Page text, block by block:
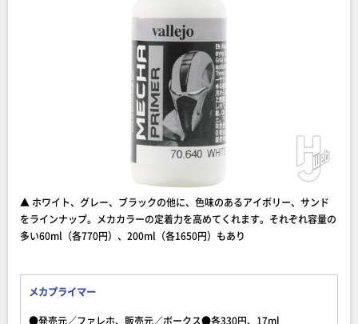
▲ ホワイト、グレー、ブラックの他に、色味のあるアイボリー、サンド
をラインナップ。メカカラーの定着力を高めてくれます。それぞれ容量の
多い60ml（各770円）、200ml（各1650円）もあり
メカプライマー
●発売元／ファレホ、販売元／ボークス●各330円、17ml